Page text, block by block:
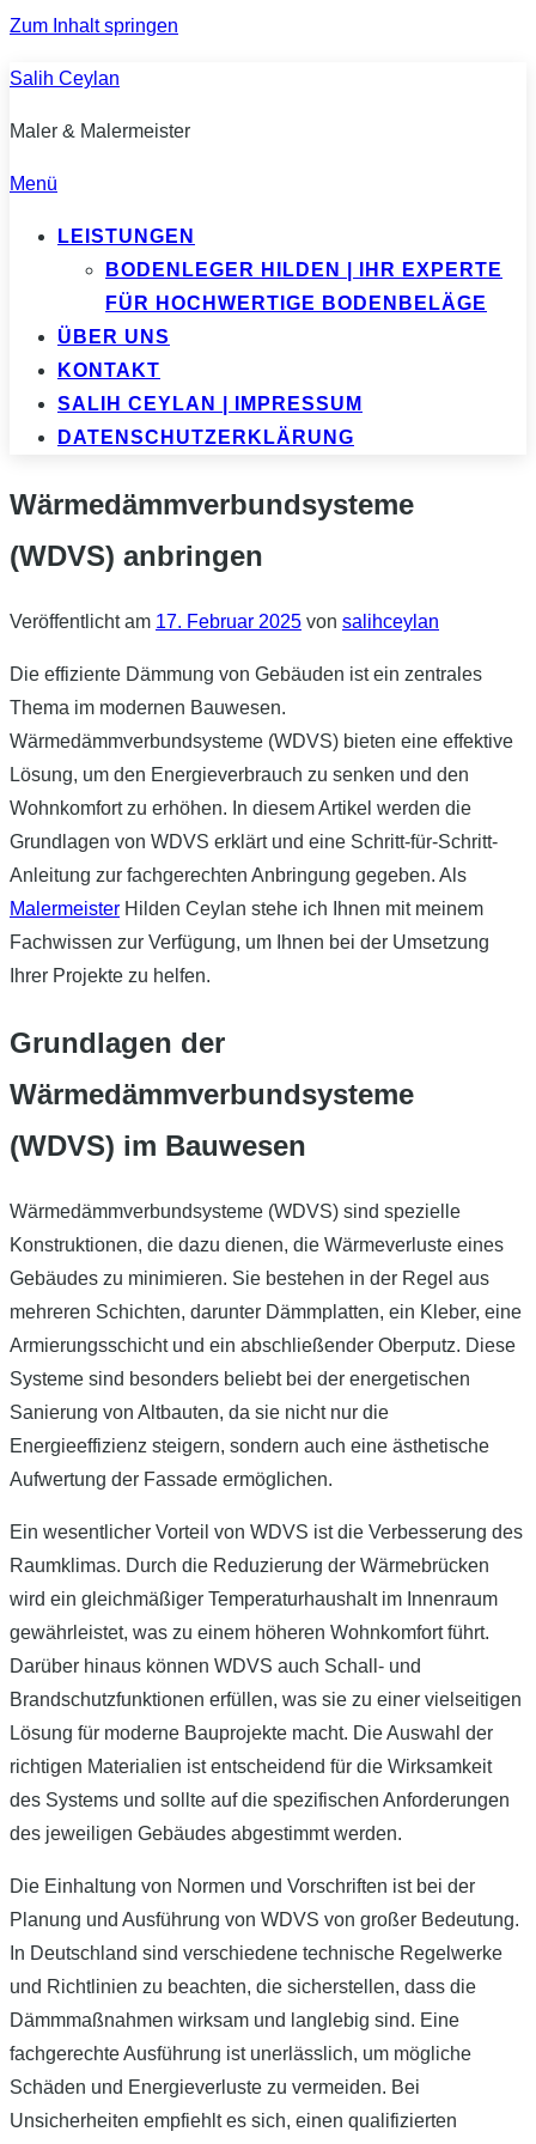
Zum Inhalt springen
Salih Ceylan
Maler & Malermeister
Menü
LEISTUNGEN
BODENLEGER HILDEN | IHR EXPERTE
FÜR HOCHWERTIGE BODENBELÄGE
ÜBER UNS
KONTAKT
SALIH CEYLAN | IMPRESSUM
DATENSCHUTZERKLÄRUNG
Wärmedämmverbundsysteme
(WDVS) anbringen
Veröffentlicht am 17. Februar 2025 von salihceylan
Die effiziente Dämmung von Gebäuden ist ein zentrales
Thema im modernen Bauwesen.
Wärmedämmverbundsysteme (WDVS) bieten eine effektive
Lösung, um den Energieverbrauch zu senken und den
Wohnkomfort zu erhöhen. In diesem Artikel werden die
Grundlagen von WDVS erklärt und eine Schritt-für-Schritt-
Anleitung zur fachgerechten Anbringung gegeben. Als
Malermeister Hilden Ceylan stehe ich Ihnen mit meinem
Fachwissen zur Verfügung, um Ihnen bei der Umsetzung
Ihrer Projekte zu helfen.
Grundlagen der
Wärmedämmverbundsysteme
(WDVS) im Bauwesen
Wärmedämmverbundsysteme (WDVS) sind spezielle
Konstruktionen, die dazu dienen, die Wärmeverluste eines
Gebäudes zu minimieren. Sie bestehen in der Regel aus
mehreren Schichten, darunter Dämmplatten, ein Kleber, eine
Armierungsschicht und ein abschließender Oberputz. Diese
Systeme sind besonders beliebt bei der energetischen
Sanierung von Altbauten, da sie nicht nur die
Energieeffizienz steigern, sondern auch eine ästhetische
Aufwertung der Fassade ermöglichen.
Ein wesentlicher Vorteil von WDVS ist die Verbesserung des
Raumklimas. Durch die Reduzierung der Wärmebrücken
wird ein gleichmäßiger Temperaturhaushalt im Innenraum
gewährleistet, was zu einem höheren Wohnkomfort führt.
Darüber hinaus können WDVS auch Schall- und
Brandschutzfunktionen erfüllen, was sie zu einer vielseitigen
Lösung für moderne Bauprojekte macht. Die Auswahl der
richtigen Materialien ist entscheidend für die Wirksamkeit
des Systems und sollte auf die spezifischen Anforderungen
des jeweiligen Gebäudes abgestimmt werden.
Die Einhaltung von Normen und Vorschriften ist bei der
Planung und Ausführung von WDVS von großer Bedeutung.
In Deutschland sind verschiedene technische Regelwerke
und Richtlinien zu beachten, die sicherstellen, dass die
Dämmmaßnahmen wirksam und langlebig sind. Eine
fachgerechte Ausführung ist unerlässlich, um mögliche
Schäden und Energieverluste zu vermeiden. Bei
Unsicherheiten empfiehlt es sich, einen qualifizierten